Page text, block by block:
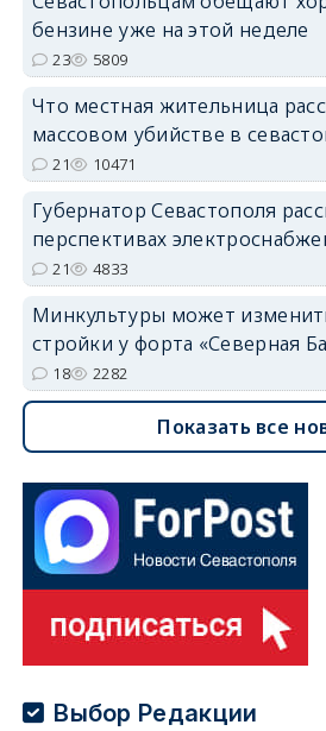
бензине уже на этой неделе
23 5809
Что местная жительница
массовом убийстве в
21 10471
Губернатор Севастополя
перспективах
21 4833
Минкультуры может
стройки у форта «Северная
18 2282
Показать все
Выбор Редакции